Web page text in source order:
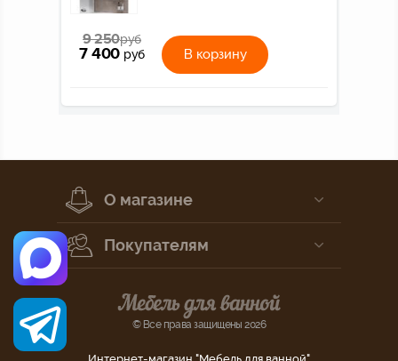
9 250руб
7 400 руб В корзину
О магазине
Покупателям
© Все права защищены 2026